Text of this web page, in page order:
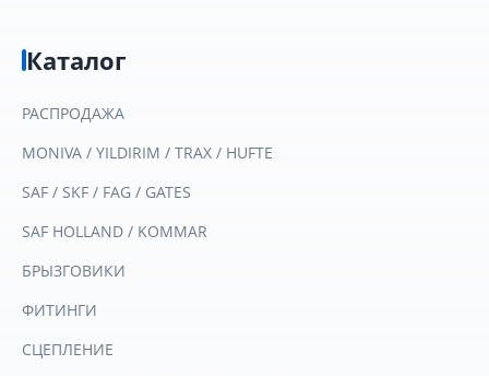
Каталог
РАСПРОДАЖА
MONIVA / YILDIRIM / TRAX / HUFTE
SAF / SKF / FAG / GATES
SAF HOLLAND / KOMMAR
БРЫЗГОВИКИ
ФИТИНГИ
СЦЕПЛЕНИЕ